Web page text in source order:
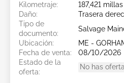
Kilometraje:
187,421 millas
Daño:
Trasera
Tipo de
documento:
Salvage
Ubicación:
ME -
Fecha de venta:
08/10/2026
Estado de la
oferta:
No has